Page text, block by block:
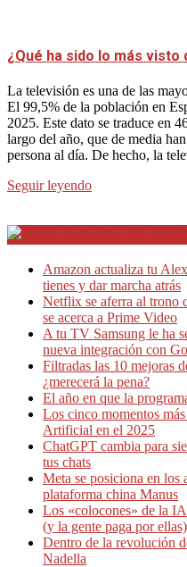
¿Qué ha sido lo más visto
La televisión es una de las
El 99,5% de la población en
2025. Este dato se traduce en
largo del año, que de media
persona al día. De hecho, la
Seguir leyendo
Amazon actualiza tu
tienes y dar marcha atrás
Netflix se aferra al trono
se acerca a Prime Video
A tu TV Samsung le ha
nueva integración con
Filtradas las 10 mejoras
¿merecerá la pena?
El año en que la
Los cinco momentos
Artificial en el 2025
ChatGPT cambia para
tus chats
Meta se posiciona en los
plataforma china Manus
Los «colocones» de la
(y la gente paga por ellas)
Dentro de la revolución
Nadella